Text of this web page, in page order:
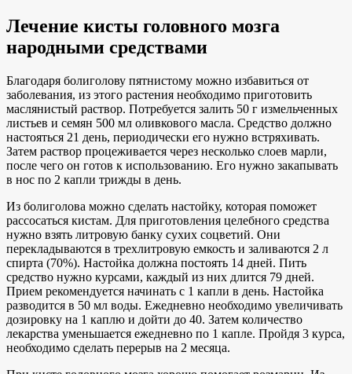
Лечение кисты головного мозга
народными средствами
Благодаря болиголову пятнистому можно избавиться от
заболевания, из этого растения необходимо приготовить
маслянистый раствор. Потребуется залить 50 г измельченных
листьев и семян 500 мл оливкового масла. Средство должно
настояться 21 день, периодически его нужно встряхивать.
Затем раствор процеживается через несколько слоев марли,
после чего он готов к использованию. Его нужно закапывать
в нос по 2 капли трижды в день.
Из болиголова можно сделать настойку, которая поможет
рассосаться кистам. Для приготовления целебного средства
нужно взять литровую банку сухих соцветий. Они
перекладываются в трехлитровую емкость и заливаются 2 л
спирта (70%). Настойка должна постоять 14 дней. Пить
средство нужно курсами, каждый из них длится 79 дней.
Прием рекомендуется начинать с 1 капли в день. Настойка
разводится в 50 мл воды. Ежедневно необходимо увеличивать
дозировку на 1 каплю и дойти до 40. Затем количество
лекарства уменьшается ежедневно по 1 капле. Пройдя 3 курса,
необходимо сделать перерыв на 2 месяца.